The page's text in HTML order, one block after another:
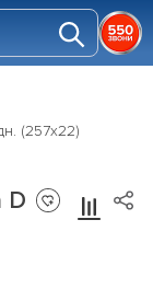
(257x22)
D